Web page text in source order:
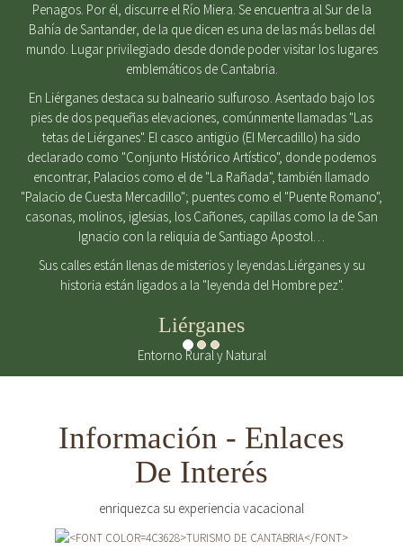
Penagos. Por él, discurre el Río Miera. Se encuentra al Sur de la
Bahía de Santander, de la que dicen es una de las más bellas del
mundo. Lugar privilegiado desde donde poder visitar los lugares
emblemáticos de Cantabria.
En Liérganes destaca su balneario sulfuroso. Asentado bajo los
pies de dos pequeñas elevaciones, comúnmente llamadas "Las
tetas de Liérganes". El casco antigüo (El Mercadillo) ha sido
declarado como "Conjunto Histórico Artístico", donde podemos
encontrar, Palacios como el de "La Rañada", también llamado
"Palacio de Cuesta Mercadillo"; puentes como el "Puente Romano",
casonas, molinos, iglesias, los Cañones, capillas como la de San
Ignacio con la reliquia de Santiago Apostol…
Sus calles están llenas de misterios y leyendas.Liérganes y su
historia están ligados a la "leyenda del Hombre pez".
Liérganes
Entorno Rural y Natural
Información - Enlaces
De Interés
enriquezca su experiencia vacacional